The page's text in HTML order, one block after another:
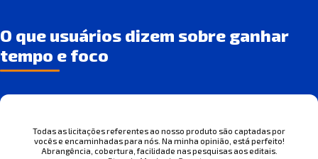
O que usuários dizem sobre ganhar
tempo e foco
Todas as licitações referentes ao nosso produto são captadas por
vocês e encaminhadas para nós. Na minha opinião, está perfeito!
Abrangência, cobertura, facilidade nas pesquisas aos editais.